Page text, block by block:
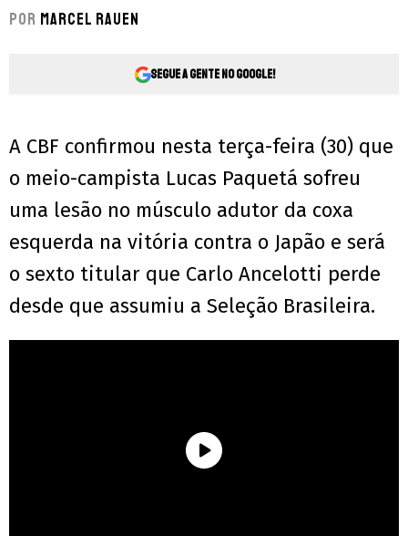
Por Marcel Rauen
Segue a gente no Google!
A CBF confirmou nesta terça-feira (30) que
o meio-campista Lucas Paquetá sofreu
uma lesão no músculo adutor da coxa
esquerda na vitória contra o Japão e será
o sexto titular que Carlo Ancelotti perde
desde que assumiu a Seleção Brasileira.